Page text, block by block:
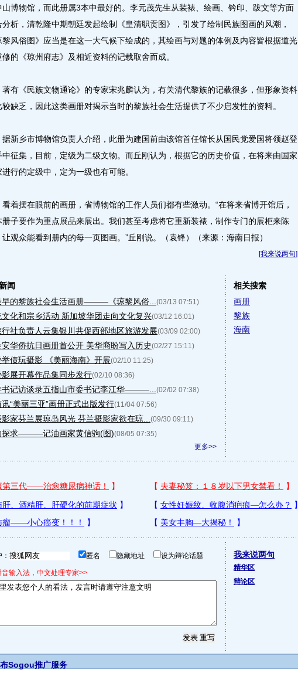
山博物馆，而此册属3本中最好的。李元茂先生从装裱、绘画、钤印、跋文等方面
分析，清乾隆中期朝廷发起绘制《皇清职贡图》，引发了绘制民族图画的风潮，
黎风俗图》应当是在这一大气候下绘成的，其绘画与对题的体例及内容皆根据道光
修的《琼州府志》及相近资料的记载取舍而成。
《民族文物通论》的专家宋兆麟认为，有关清代黎族的记载很多，但形象资料
较缺乏，因此这类画册对揭示当时的黎族社会生活提供了不少启发性的资料。
乡市博物馆负责人介绍，此册为建国前由该馆首任馆长从国民党爱国将领赵登
中征集，目前，定级为二级文物。而丘刚认为，根据它的历史价值，在将来由国家
进行的定级中，定为一级也有可能。
摆在眼前的画册，省博物馆的工作人员们都有些激动。“在将来省博开馆后，
册子要作为重点展品来展出。我们甚至考虑将它重新装裱，制作专门的展柜来陈
让观众能看到册内的每一页图画。”丘刚说。（袁锋）（来源：海南日报）
[我来说两句]
闻
早的黎族社会生活画册———《琼黎风俗... (03/13 07:51)
化和宗乡活动 新加坡华团走向文化复兴(03/12 16:01)
社负责人云集银川共促西部地区旅游发展(03/09 02:00)
安华侨抗日画册首公开 美华裔盼写入历史(02/27 15:11)
债玩摄影 《美丽海南》开展(02/10 11:25)
展开幕作品集同步发行(02/10 08:36)
书记访谈录五指山市委书记李江华———... (02/02 07:38)
“美丽三亚”画册正式出版发行(11/04 07:56)
家芬兰展琼岛风光 芬兰摄影家欲在琼... (09/30 09:11)
探求———记油画家黄信驹(图)(08/05 07:35)
更多>>
相关搜索
画册
黎族
海南
匿名 隐藏地址 设为辩论话题
输入法，中文处理专家>>
我来说两句
精华区
辩论区
Sogou推广服务